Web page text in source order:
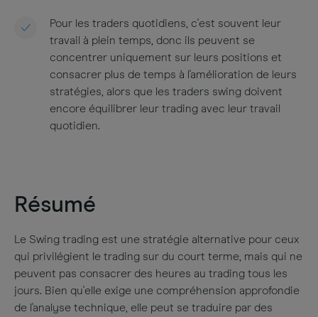
Pour les traders quotidiens, c'est souvent leur
travail à plein temps, donc ils peuvent se
concentrer uniquement sur leurs positions et
consacrer plus de temps à l'amélioration de leurs
stratégies, alors que les traders swing doivent
encore équilibrer leur trading avec leur travail
quotidien.
Résumé
Le Swing trading est une stratégie alternative pour ceux
qui privilégient le trading sur du court terme, mais qui ne
peuvent pas consacrer des heures au trading tous les
jours. Bien qu'elle exige une compréhension approfondie
de l'analyse technique, elle peut se traduire par des